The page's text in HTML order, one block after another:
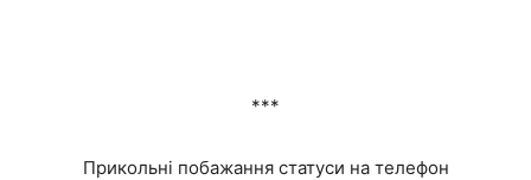
***
Прикольні побажання статуси на телефон